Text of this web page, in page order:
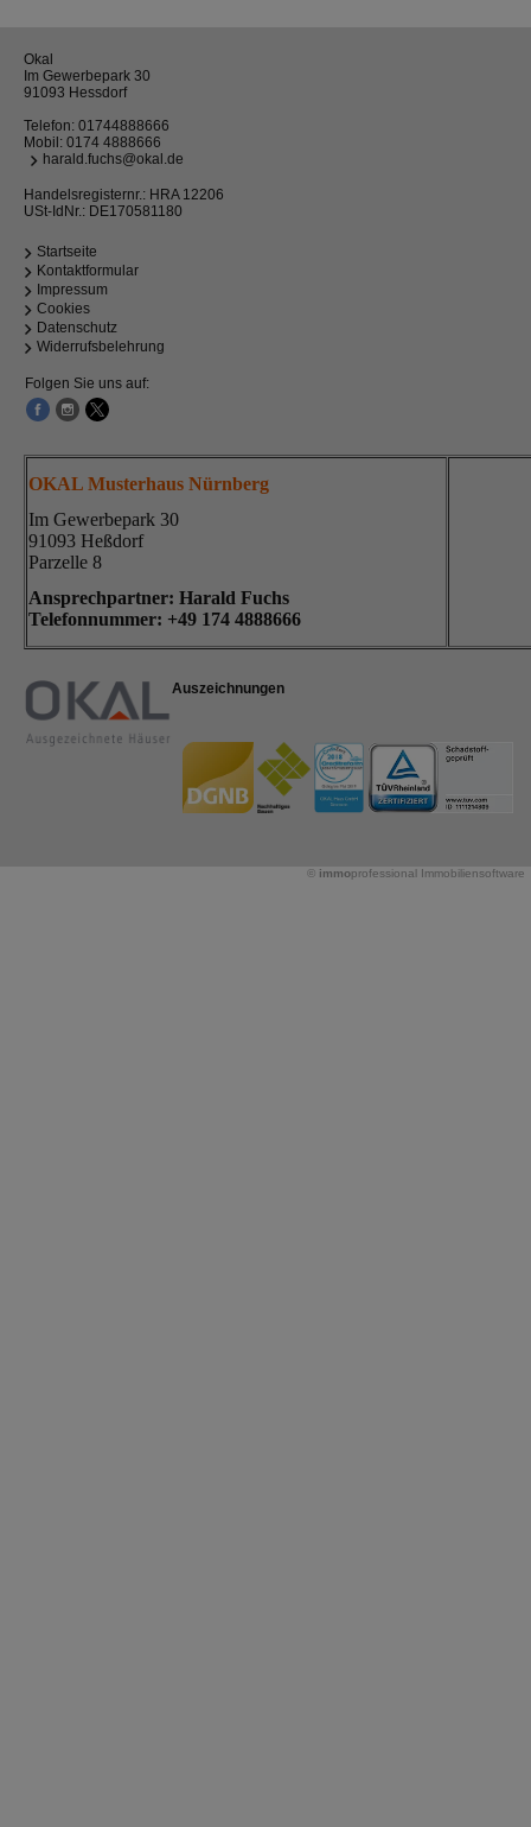
Okal
Im Gewerbepark 30
91093 Hessdorf
Telefon: 01744888666
Mobil: 0174 4888666
harald.fuchs@okal.de
Handelsregisternr.: HRA 12206
USt-IdNr.: DE170581180
Startseite
Kontaktformular
Impressum
Cookies
Datenschutz
Widerrufsbelehrung
Folgen Sie uns auf:
OKAL Musterhaus Nürnberg
Im Gewerbepark 30
91093 Heßdorf
Parzelle 8
Ansprechpartner: Harald Fuchs
Telefonnummer: +49 174 4888666
Auszeichnungen
© immoprofessional Immobiliensoftware